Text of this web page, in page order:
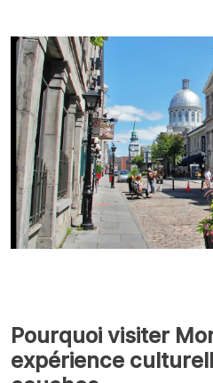
Pourquoi visiter
expérience